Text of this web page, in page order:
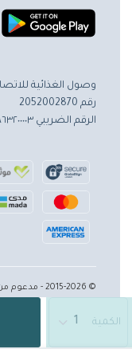
الكمية
وصول الغذائية
رقم 2052002870
الرقم الضريبي ٣٠٠٧٧٤٨٦٣٢٠٠٠٠٣
© 2015-2026 - مدعوم من Ekuep. كل الحقوق محفوظة